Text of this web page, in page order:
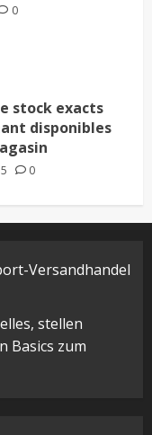
0
stock exacts
disponibles
0
Versandhandel
stellen
Basics zum